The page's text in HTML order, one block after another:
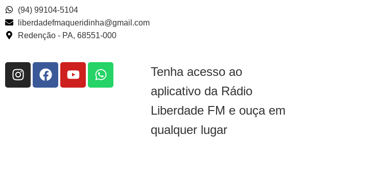
(94) 99104-5104
liberdadefmaqueridinha@gmail.com
Redenção - PA, 68551-000
Tenha acesso ao
aplicativo da Rádio
Liberdade FM e ouça em
qualquer lugar